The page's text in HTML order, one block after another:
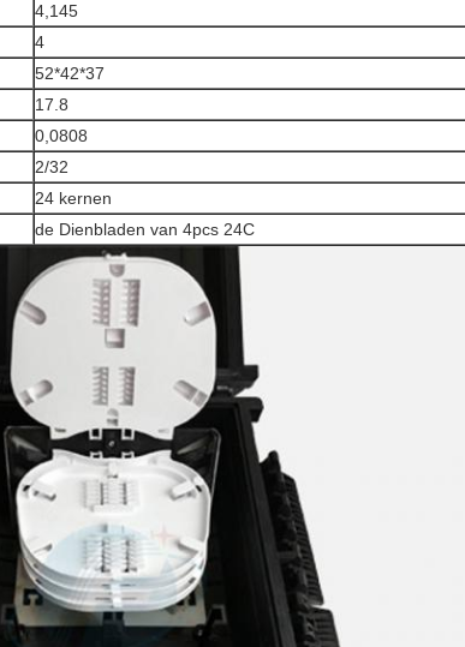
4,145
4
52*42*37
17.8
0,0808
2/32
24 kernen
de Dienbladen van 4pcs 24C